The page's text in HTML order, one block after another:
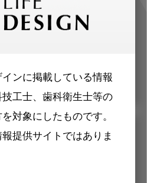
ンに掲載している情報
工士、歯科衛生士等の
対象にしたものです。
提供サイトではありま
ンをお届けします。
ット